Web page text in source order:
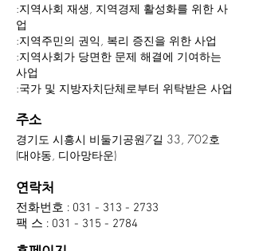
:지역사회 재생, 지역경제 활성화를 위한 사
업
:지역주민의 권익, 복리 증진을 위한 사업
:지역사회가 당면한 문제 해결에 기여하는
사업
:국가 및 지방자치단체로부터 위탁받은 사업
주소
경기도 시흥시 비둘기공원7길 33, 702호
(대야동, 디아망타운)
연락처
전화번호 : 031 - 313 - 2733
팩 스 : 031 - 315 - 2784